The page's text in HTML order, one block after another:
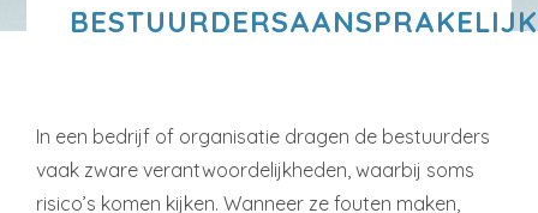
In een bedrijf of organisatie dragen de bestuurders
vaak zware verantwoordelijkheden, waarbij soms
risico’s komen kijken. Wanneer ze fouten maken,